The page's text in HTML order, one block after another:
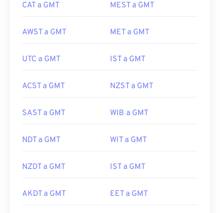
CAT a GMT MEST a GMT
AWST a GMT MET a GMT
UTC a GMT IST a GMT
ACST a GMT NZST a GMT
SAST a GMT WIB a GMT
NDT a GMT WIT a GMT
NZDT a GMT IST a GMT
AKDT a GMT EET a GMT